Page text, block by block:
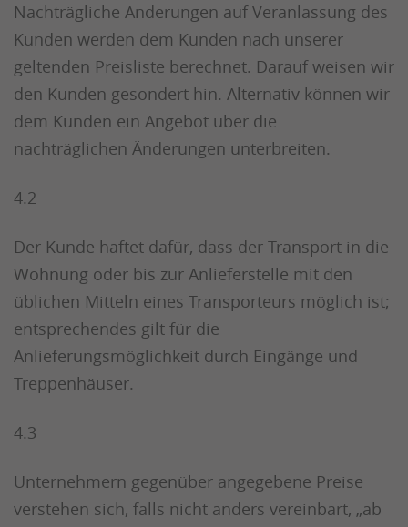
Nachträgliche Änderungen auf Veranlassung des
Kunden werden dem Kunden nach unserer
geltenden Preisliste berechnet. Darauf weisen wir
den Kunden gesondert hin. Alternativ können wir
dem Kunden ein Angebot über die
nachträglichen Änderungen unterbreiten.
4.2
Der Kunde haftet dafür, dass der Transport in die
Wohnung oder bis zur Anlieferstelle mit den
üblichen Mitteln eines Transporteurs möglich ist;
entsprechendes gilt für die
Anlieferungsmöglichkeit durch Eingänge und
Treppenhäuser.
4.3
Unternehmern gegenüber angegebene Preise
verstehen sich, falls nicht anders vereinbart, „ab